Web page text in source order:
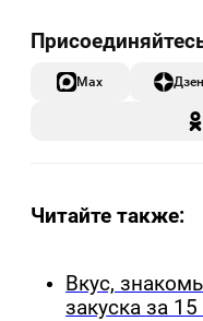
Max Дзен
Читайте также:
Вкус,
закуска за